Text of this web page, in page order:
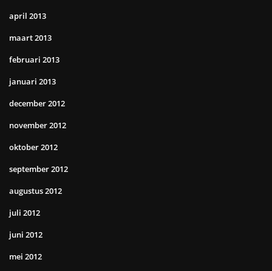
april 2013
maart 2013
februari 2013
januari 2013
december 2012
november 2012
oktober 2012
september 2012
augustus 2012
juli 2012
juni 2012
mei 2012